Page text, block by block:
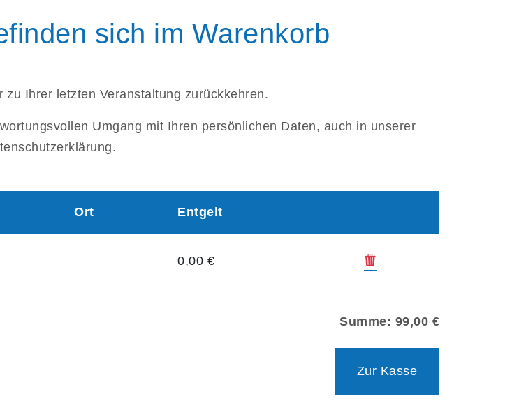
sich im Warenkorb
zu Ihrer letzten Veranstaltung zurückkehren.
Umgang mit Ihren persönlichen Daten, auch in unserer
Ort Entgelt
0,00 €
Summe: 99,00 €
Zur Kasse